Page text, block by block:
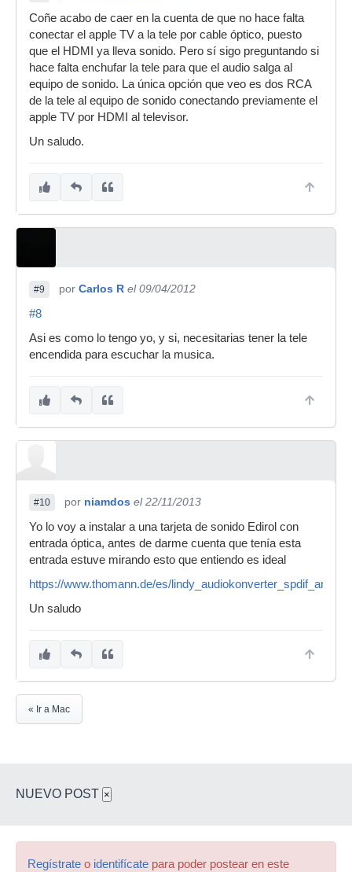
Coñe acabo de caer en la cuenta de que no hace falta
conectar el apple TV a la tele por cable óptico, puesto
que el HDMI ya lleva sonido. Pero sí sigo preguntando si
hace falta enchufar la tele para que el audio salga al
equipo de sonido. La única opción que veo es dos RCA
de la tele al equipo de sonido conectando previamente el
apple TV por HDMI al televisor.
Un saludo.
#9 por Carlos R el 09/04/2012
#8
Asi es como lo tengo yo, y si, necesitarias tener la tele
encendida para escuchar la musica.
#10 por niamdos el 22/11/2013
Yo lo voy a instalar a una tarjeta de sonido Edirol con
entrada óptica, antes de darme cuenta que tenía esta
entrada estuve mirando esto que entiendo es ideal
https://www.thomann.de/es/
Un saludo
« Ir a Mac
NUEVO POST ×
Regístrate o identifícate para poder postear en este